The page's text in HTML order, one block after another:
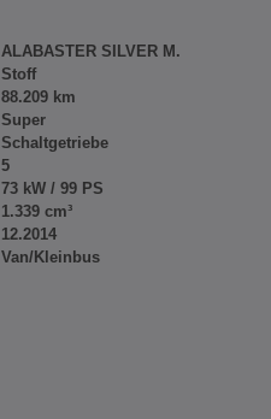
ALABASTER SILVER M.
Stoff
88.209 km
Super
Schaltgetriebe
5
73 kW / 99 PS
1.339 cm³
12.2014
Van/Kleinbus